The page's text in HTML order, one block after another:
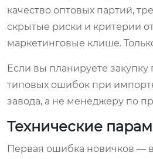
качество оптовых партий,
скрытые риски и критерии
маркетинговые клише.
Если вы планируете закупку
типовых ошибок при
завода, а не менеджеру по
Технические
Первая ошибка новичков —